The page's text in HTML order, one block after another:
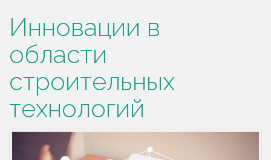
Инновации в
области
строительных
технологий